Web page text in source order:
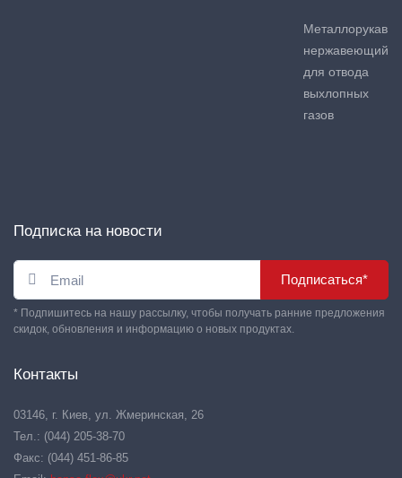
Металлорукав
нержавеющий
для отвода
выхлопных
газов
Подписка на новости
Подписаться*
* Подпишитесь на нашу рассылку, чтобы получать ранние предложения
скидок, обновления и информацию о новых продуктах.
Контакты
03146, г. Киев, ул. Жмеринская, 26
Тел.: (044) 205-38-70
Факс: (044) 451-86-85